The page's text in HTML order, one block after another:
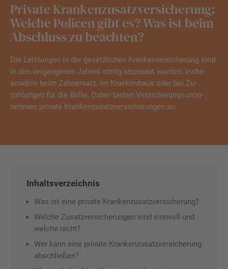
Private Krankenzusatzversicherung:
Welche Policen gibt es? Was ist beim
Abschluss zu beachten?
Die Leistungen in der gesetz­lichen Kranken­ver­si­che­rung sind
in den vergangenen Jahren stetig abgebaut worden, ins­be­
sondere beim Zahn­ersatz, im Kranken­haus oder bei Zu­
zahlungen für die Brille. Daher bieten Ver­si­che­rungs­un­ter­
nehmen private Kranken­zusatz­ver­si­che­rungen an.
Inhaltsverzeichnis
Was ist eine private Krankenzusatzversicherung?
Welche Zusatzversicherungen sind sinnvoll und
welche nicht?
Wer kann eine private Krankenzusatzversicherung
abschließen?